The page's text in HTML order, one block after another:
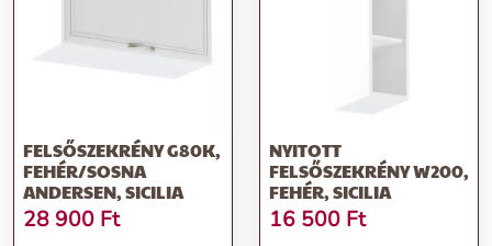
FELSŐSZEKRÉNY G80K,
FEHÉR/SOSNA
ANDERSEN, SICILIA
28 900 Ft
NYITOTT
FELSŐSZEKRÉNY W200,
FEHÉR, SICILIA
16 500 Ft